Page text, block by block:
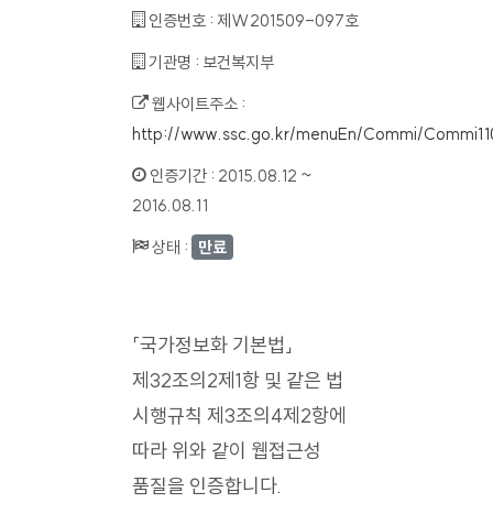
인증번호 : 제W201509-097호
기관명 : 보건복지부
웹사이트주소 :
http://www.ssc.go.kr/menuEn/Commi/
인증기간 : 2015.08.12 ~
2016.08.11
상태 : 만료
「국가정보화 기본법」
제32조의2제1항 및 같은 법
시행규칙 제3조의4제2항에
따라 위와 같이 웹접근성
품질을 인증합니다.